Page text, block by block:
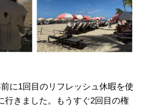
に1回目のリフレッシュ休暇を使
行きました。もうすぐ2回目の権